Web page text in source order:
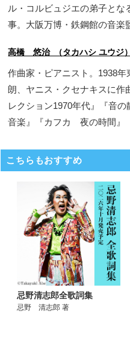
ル・コルビュジエの弟子とな
事。大阪万博・鉄鋼館の音楽
高橋 悠治 （タカハシ ユウジ）
作曲家・ピアニスト。1938
朗、ヤニス・クセナキスに作
レクション1970年代』『音
音楽』『カフカ 夜の時間』
こちらもおすすめ
忌野清志郎全歌詞集
忌野 清志郎 著